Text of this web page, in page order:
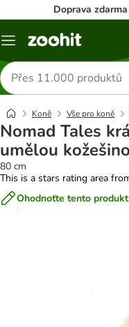
Doprava
Menu
Hledat
produkty
Koně Vše pro koně
Nomad Tales
umělou
80 cm
This is a stars rating area
Ohodnoťte tento produkt